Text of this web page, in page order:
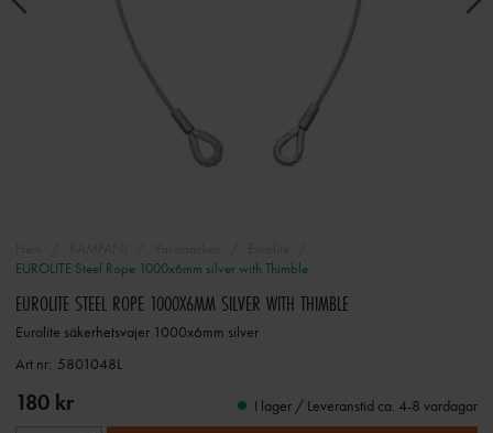
EUROLITE Steel Rope 1000x6mm silver with Thimble
EUROLITE STEEL ROPE 1000X6MM SILVER WITH THIMBLE
Eurolite säkerhetsvajer 1000x6mm silver
Art nr: 5801048L
180 kr I lager / Leveranstid ca. 4-8 vardagar